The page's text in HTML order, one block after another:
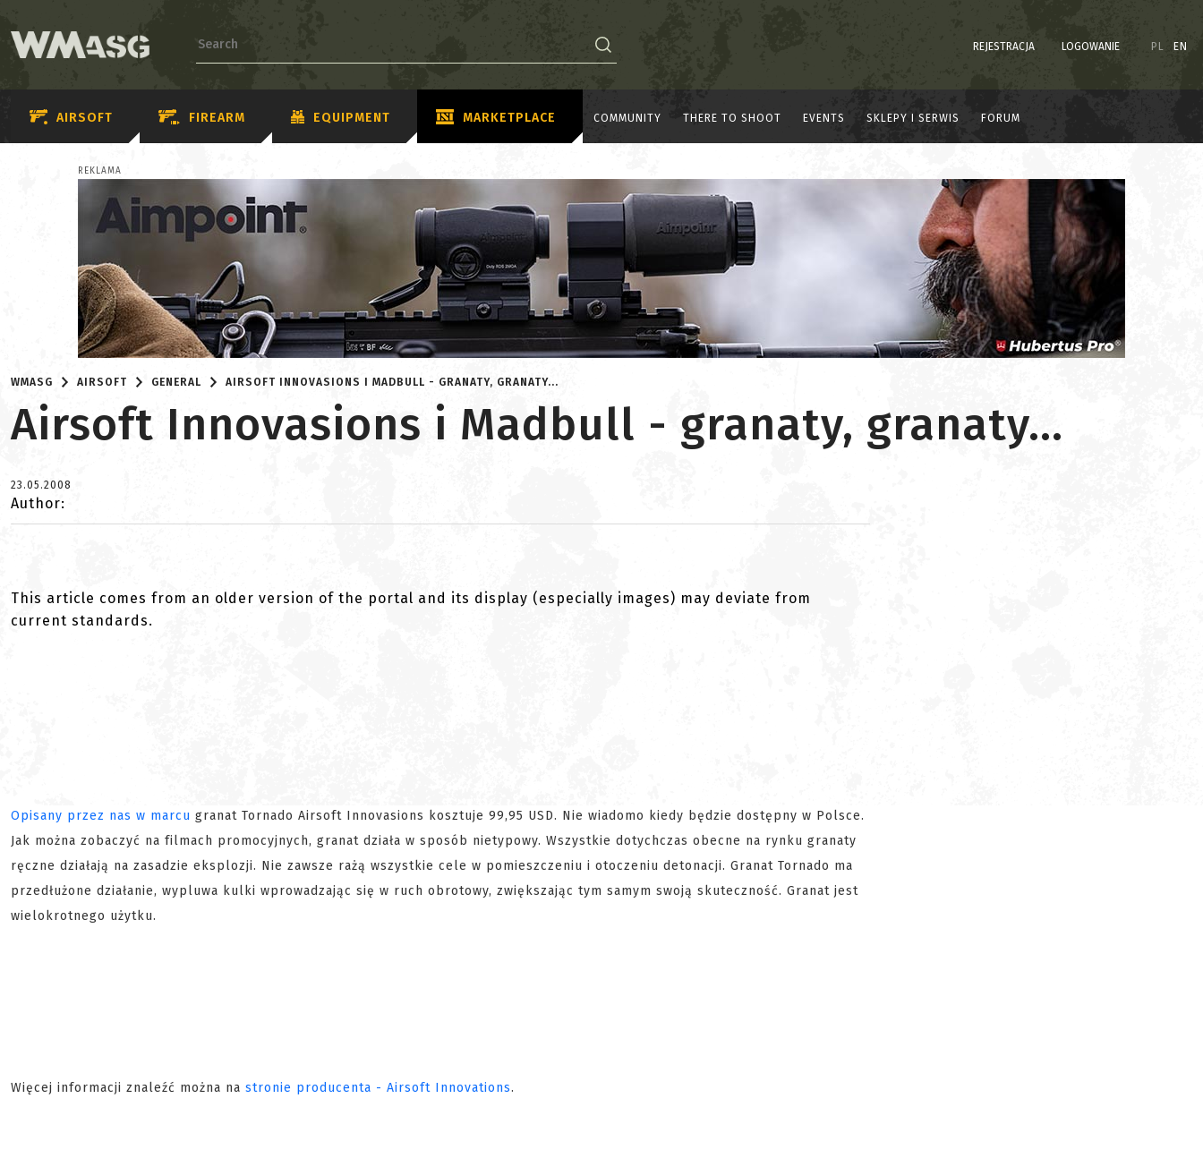
REJESTRACJA LOGOWANIE PL EN
AIRSOFT FIREARM EQUIPMENT MARKETPLACE COMMUNITY THERE TO SHOOT EVENTS SKLEPY I SERWIS FORUM
REKLAMA
WMASG AIRSOFT GENERAL AIRSOFT INNOVASIONS I MADBULL - GRANATY, GRANATY...
Airsoft Innovasions i Madbull - granaty, granaty...
23.05.2008
Author:
This article comes from an older version of the portal and its display (especially images) may deviate from
current standards.
Opisany przez nas w marcu granat Tornado Airsoft Innovasions kosztuje 99,95 USD. Nie wiadomo kiedy będzie dostępny w Polsce.
Jak można zobaczyć na filmach promocyjnych, granat działa w sposób nietypowy. Wszystkie dotychczas obecne na rynku granaty
ręczne działają na zasadzie eksplozji. Nie zawsze rażą wszystkie cele w pomieszczeniu i otoczeniu detonacji. Granat Tornado ma
przedłużone działanie, wypluwa kulki wprowadzając się w ruch obrotowy, zwiększając tym samym swoją skuteczność. Granat jest
wielokrotnego użytku.
Więcej informacji znaleźć można na stronie producenta - Airsoft Innovations.